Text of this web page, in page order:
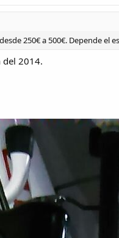
250€ a 500€. Depende el
del 2014.